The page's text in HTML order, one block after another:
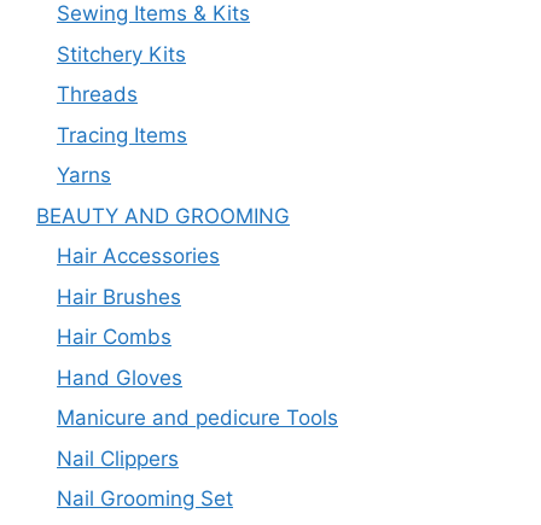
Sewing Items & Kits
Stitchery Kits
Threads
Tracing Items
Yarns
BEAUTY AND GROOMING
Hair Accessories
Hair Brushes
Hair Combs
Hand Gloves
Manicure and pedicure Tools
Nail Clippers
Nail Grooming Set